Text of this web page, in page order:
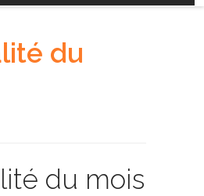
du
du mois